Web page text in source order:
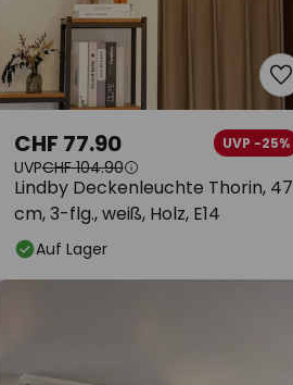
Lindby Deckenleuchte Thorin, 47
cm, 3-flg., weiß, Holz, E14
CHF 77.90 UVP -25%
UVPCHF 104.90
Auf Lager